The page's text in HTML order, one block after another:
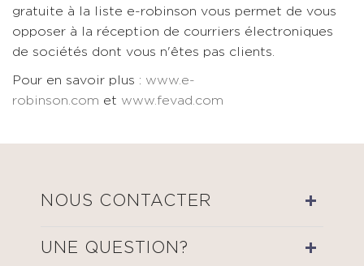
gratuite à la liste e-robinson vous permet de vous
opposer à la réception de courriers électroniques
de sociétés dont vous n'êtes pas clients.
Pour en savoir plus : www.e-
robinson.com et www.fevad.com
NOUS CONTACTER
UNE QUESTION?